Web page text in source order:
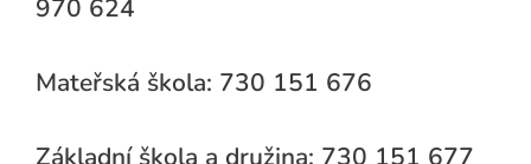
970 624
Mateřská škola: 730 151 676
Základní škola a družina: 730 151 677